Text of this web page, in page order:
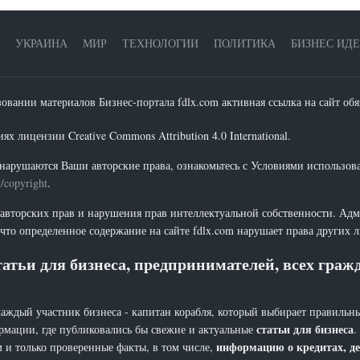
УКРАИНА МИР ТЕХНОЛОГИИ ПОЛИТИКА БИЗНЕС
материалов Бизнес-портала fdlx.com активная ссылка на сайт
лицензии Creative Commons Attribution 4.0 International.
Ваши авторские права, ознакомьтесь с Условиями
copyright.
прав и нарушения прав интеллектуальной собственности.
определенное содержание на сайте fdlx.com нарушает права других
для бизнеса, предпринимателей, всех
участник бизнеса - капитан корабля, который выбирает
где публиковались бы свежие и актуальные статьи для бизнеса.
только проверенные факты, в том числе, информацию о кредитах,